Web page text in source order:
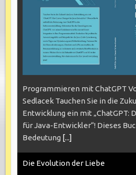
Programmieren mit ChatGPT
Sedlacek Tauchen Sie in die
Entwicklung ein mit „ChatGPT:
für Java-Entwickler“! Dieses
Bedeutung [...]
Die Evolution der Liebe